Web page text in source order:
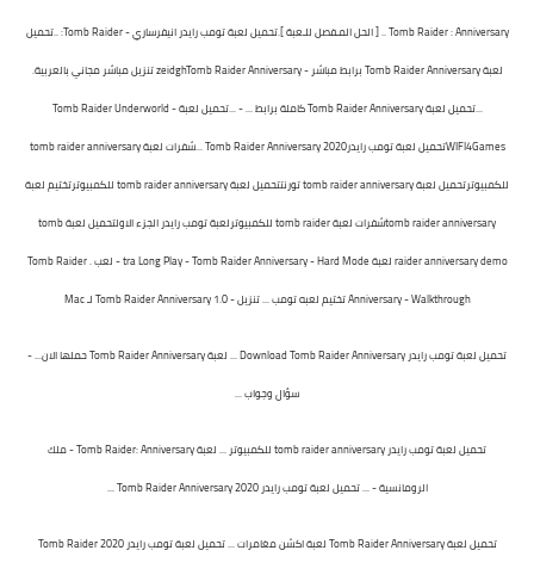
Tomb Raider : Anniversary .. [ الحل المـفصل للـعبة ]. تحميل لعبة تومب رايدر انيفرساري - Tomb Raider: ..
تحميل
لعبة Tomb Raider Anniversary برابط مباشر - zeidgh
Tomb Raider Anniversary تنزيل مباشر مجاني بالعربية.
...تحميل لعبة Tomb Raider Anniversary كاملة برابط ... - ...
تحميل لعبة Tomb Raider Underworld -
WIFI4Gamesتحميل لعبة تومب رايدر2020 Tomb Raider Anniversary ...
شفرات لعبة tomb raider anniversary
للكمبيوترتحميل لعبة tomb raider anniversary تورنت تحميل لعبة tomb raider anniversary للكمبيوتر
تختيم لعبة
tomb raider anniversaryشفرات لعبة tomb raider للكمبيوتر لعبة تومب رايدر الجزء الاول
تحميل لعبة tomb
raider anniversary demoلعبة traLong Play - Tomb Raider Anniversary - Hard Mode - لعب .
Tomb Raider
Anniversary - Walkthrough تختيم لعبه تومب ...
تنزيل - Tomb Raider Anniversary 1.0 لـ Mac
تحميل لعبة تومب رايدر Download Tomb Raider Anniversary ...
لعبة Tomb Raider Anniversary حملها الان... -
سؤال وجواب ...
تحميل لعبة تومب رايدر tomb raider anniversary للكمبيوتر ...
لعبة Tomb Raider: Anniversary - ملك
الرومانسية - ...تحميل لعبة تومب رايدر 2020 Tomb Raider Anniversary ...
تحميل لعبة Tomb Raider Anniversary لعبة اكشن مغامرات ...
تحميل لعبة تومب رايدر 2020 Tomb Raider